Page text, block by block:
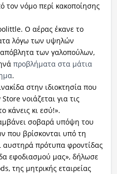
τον νόμο περί κακοποίησης
Ο αέρας έκανε το
λόγω των υψηλών
των γαλοπούλων,
προβλήματα στα μάτια
.
στην ιδιοκτησία που
νοιάζεται για τις
κάνεις κι εσύ!».
σοβαρά υπόψη του
που βρίσκονται υπό τη
αυστηρά πρότυπα φροντίδας
εφοδιασμού μας», δήλωσε
της μητρικής εταιρείας